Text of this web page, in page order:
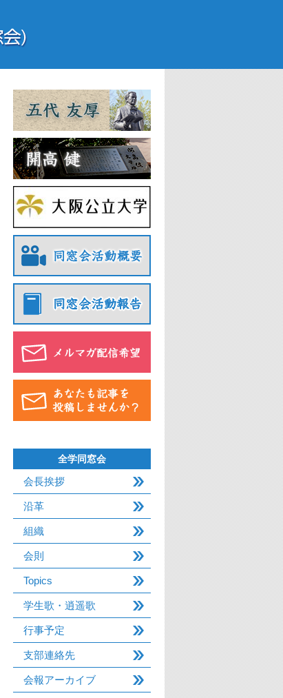
全学同窓会
会長挨拶
沿革
組織
会則
Topics
学生歌・逍遥歌
行事予定
支部連絡先
会報アーカイブ